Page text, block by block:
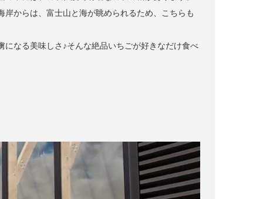
からは、富士山と海が眺められるため、こちらも
なる美味しさ♪そんな絶品いちごが好きなだけ食べ